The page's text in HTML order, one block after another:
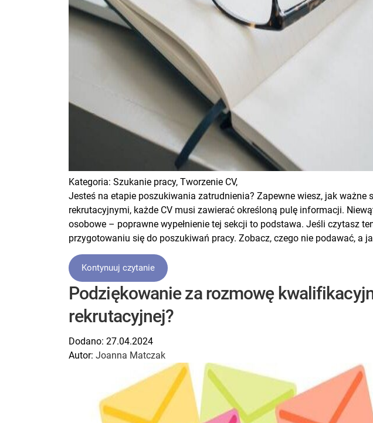
Kategoria: Szukanie pracy, Tworzenie CV,
Jesteś na etapie poszukiwania zatrudnienia? Zapewne wiesz, jak
rekrutacyjnymi, każde CV musi zawierać określoną pulę informacji.
osobowe – poprawne wypełnienie tej sekcji to podstawa. Jeśli czytasz
przygotowaniu się do poszukiwań pracy. Zobacz, czego nie podawać, a
Kontynuuj czytanie
Podziękowanie za rozmowę
rekrutacyjnej?
Dodano: 27.04.2024
Autor: Joanna Matczak